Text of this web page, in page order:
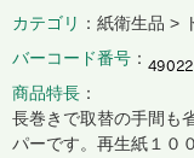
カテゴリ
紙衛生品 >
バーコード番号
商品特長
長巻きで取替の手間も
パーです。再生紙１０